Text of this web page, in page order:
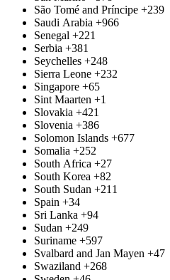
São Tomé and Príncipe +239
Saudi Arabia +966
Senegal +221
Serbia +381
Seychelles +248
Sierra Leone +232
Singapore +65
Sint Maarten +1
Slovakia +421
Slovenia +386
Solomon Islands +677
Somalia +252
South Africa +27
South Korea +82
South Sudan +211
Spain +34
Sri Lanka +94
Sudan +249
Suriname +597
Svalbard and Jan Mayen +47
Swaziland +268